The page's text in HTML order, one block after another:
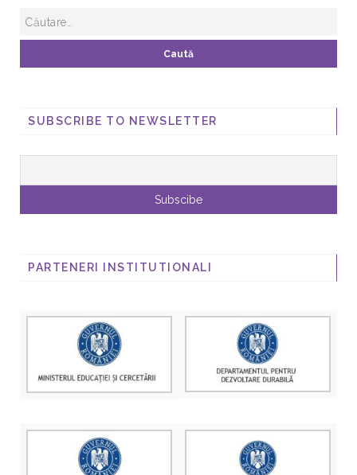
SUBSCRIBE TO NEWSLETTER
PARTENERI INSTITUTIONALI